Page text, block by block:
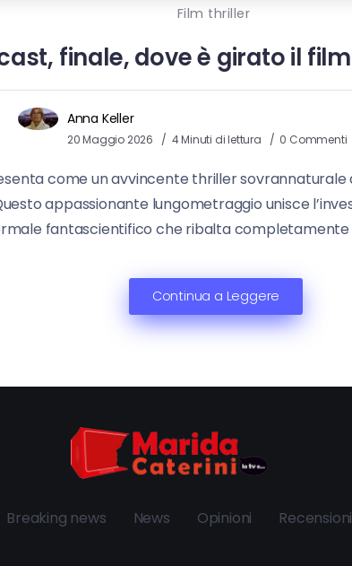
Film thriller
finale, dove è girato il
Anna Keller
20 Maggio 2026 4 Minuti di lettura 0 Commenti
come un avvincente thriller
appassionante lungometraggio unisce
fantascientifico che ribalta
Continua a Leggere
Breaking news News Opinioni Recensioni